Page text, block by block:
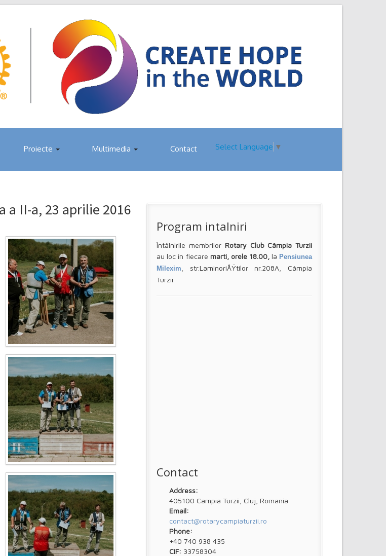
Proiecte Multimedia Contact Select Language ▼
a II-a, 23 aprilie 2016
Program intalniri
Întâlnirile membrilor Rotary Club Câmpia Turzii
au loc în fiecare marti, orele 18.00, la Pensiunea
Milexim
, str.LaminoriÅŸtilor nr.208A, Câmpia
Turzii.
Contact
Address:
405100 Campia Turzii, Cluj, Romania
Email:
contact@rotarycampiaturzii.ro
Phone:
+40 740 938 435
CIF: 33758304